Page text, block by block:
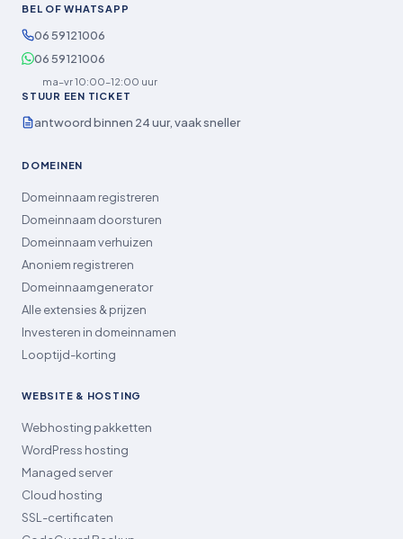
BEL OF WHATSAPP
06 59121006
06 59121006
ma–vr 10:00–12:00 uur
STUUR EEN TICKET
antwoord binnen 24 uur, vaak sneller
DOMEINEN
Domeinnaam registreren
Domeinnaam doorsturen
Domeinnaam verhuizen
Anoniem registreren
Domeinnaamgenerator
Alle extensies & prijzen
Investeren in domeinnamen
Looptijd-korting
WEBSITE & HOSTING
Webhosting pakketten
WordPress hosting
Managed server
Cloud hosting
SSL-certificaten